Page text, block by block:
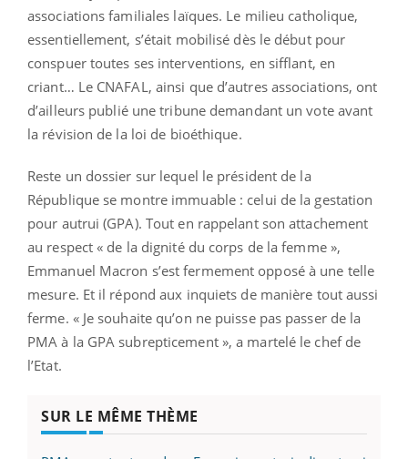
associations familiales laïques. Le milieu catholique,
essentiellement, s’était mobilisé dès le début pour
conspuer toutes ses interventions, en sifflant, en
criant… Le CNAFAL, ainsi que d’autres associations, ont
d’ailleurs publié une tribune demandant un vote avant
la révision de la loi de bioéthique.
Reste un dossier sur lequel le président de la
République se montre immuable : celui de la gestation
pour autrui (GPA). Tout en rappelant son attachement
au respect « de la dignité du corps de la femme »,
Emmanuel Macron s’est fermement opposé à une telle
mesure. Et il répond aux inquiets de manière tout aussi
ferme. « Je souhaite qu’on ne puisse pas passer de la
PMA à la GPA subrepticement », a martelé le chef de
l’Etat.
SUR LE MÊME THÈME